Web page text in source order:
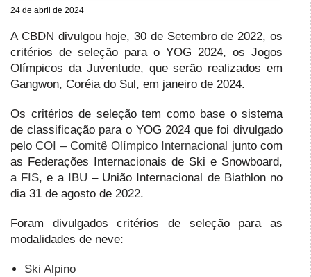
24 de abril de 2024
A CBDN divulgou hoje, 30 de Setembro de 2022, os
critérios de seleção para o YOG 2024, os Jogos
Olímpicos da Juventude, que serão realizados em
Gangwon, Coréia do Sul, em janeiro de 2024.
Os critérios de seleção tem como base o sistema
de classificação para o YOG 2024 que foi divulgado
pelo COI – Comitê Olímpico Internacional junto com
as Federações Internacionais de Ski e Snowboard,
a FIS, e a IBU – União Internacional de Biathlon no
dia 31 de agosto de 2022.
Foram divulgados critérios de seleção para as
modalidades de neve:
Ski Alpino